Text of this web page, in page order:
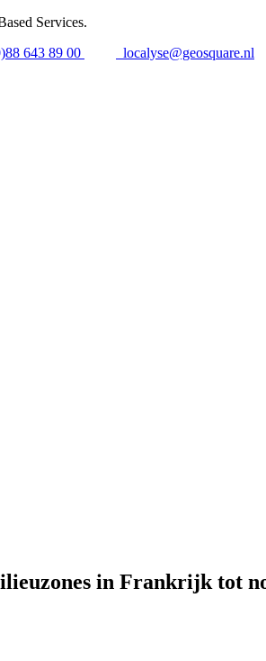
Services.
643 89 00 localyse@geosquare.nl
in Frankrijk tot